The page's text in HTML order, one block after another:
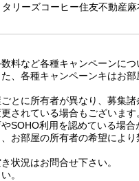
リーズコーヒー住友不動産
料など各種キャンペーンにつ
、各種キャンペーンキはお
とに所有者が異なり、募集諸
されている場合もございます
SOHO利用を認めている場合
お部屋の所有者の希望によ
状況はお問合せ下さい。
。